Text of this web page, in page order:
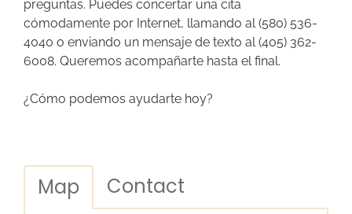
preguntas. Puedes concertar una cita
cómodamente por Internet, llamando al (580) 536-
4040 o enviando un mensaje de texto al (405) 362-
6008. Queremos acompañarte hasta el final.
¿Cómo podemos ayudarte hoy?
Map Contact